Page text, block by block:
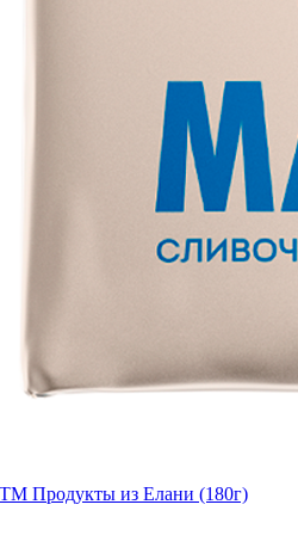
Продукты из Елани (180г)